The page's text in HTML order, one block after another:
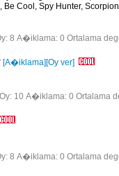
Cool, Spy Hunter,
8 A�iklama: 0 Ortalama
[A�iklama][Oy ver]
10 A�iklama: 0 Ortalama
8 A�iklama: 0 Ortalama